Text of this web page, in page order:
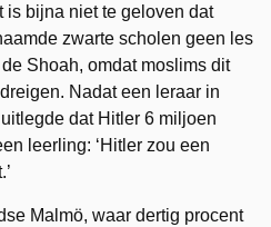
is bijna niet te geloven dat
zwarte scholen geen les
Shoah, omdat moslims dit
Nadat een leraar in
uitlegde dat Hitler 6 miljoen
leerling: ‘Hitler zou een
Malmö, waar dertig procent